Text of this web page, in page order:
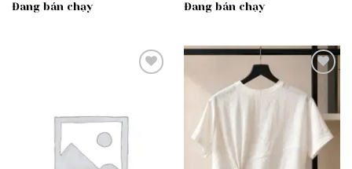
Đang bán chạy
Đang bán chạy
wishlist